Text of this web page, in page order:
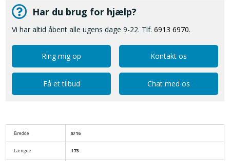
Har du brug for hjælp?
Vi har altid åbent alle ugens dage 9-22. Tlf.6913 6970.
Ring mig op Kontakt os
Få et tilbud Chat med os
Bredde 8/16
Længde 173